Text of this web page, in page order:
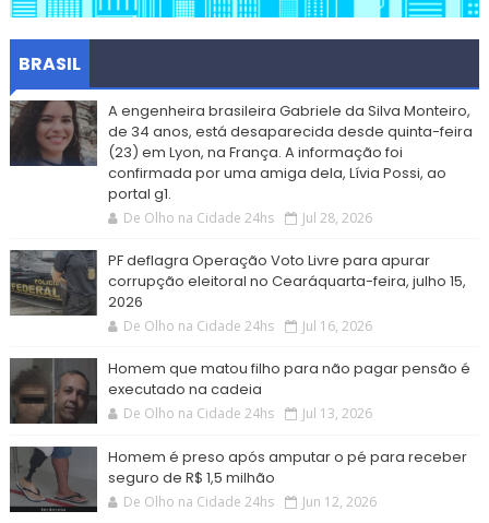
BRASIL
A engenheira brasileira Gabriele da Silva Monteiro,
de 34 anos, está desaparecida desde quinta-feira
(23) em Lyon, na França. A informação foi
confirmada por uma amiga dela, Lívia Possi, ao
portal g1.
De Olho na Cidade 24hs Jul 28, 2026
PF deflagra Operação Voto Livre para apurar
corrupção eleitoral no Cearáquarta-feira, julho 15,
2026
De Olho na Cidade 24hs Jul 16, 2026
Homem que matou filho para não pagar pensão é
executado na cadeia
De Olho na Cidade 24hs Jul 13, 2026
Homem é preso após amputar o pé para receber
seguro de R$ 1,5 milhão
De Olho na Cidade 24hs Jun 12, 2026